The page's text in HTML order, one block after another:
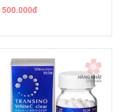
500.000đ